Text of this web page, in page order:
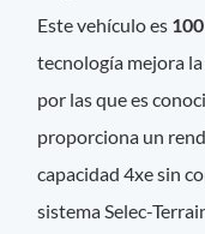
Este vehículo es
tecnología mejora
por las que es
proporciona un
capacidad 4xe sin
sistema Selec-